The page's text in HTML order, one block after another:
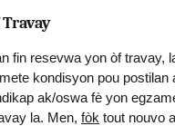
fin resevwa yon òf travay,
kondisyon pou postilan
ak/oswa fè yon
la. Men, fòk tout nouvo